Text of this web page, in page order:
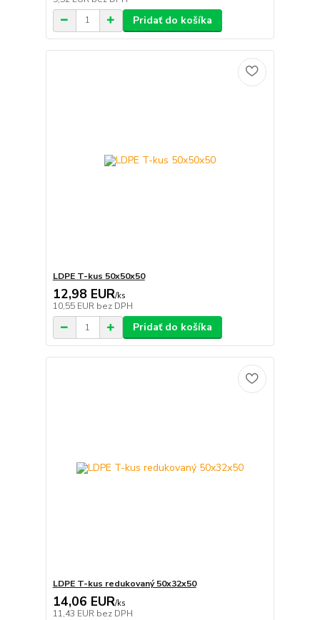
Pridať do košíka
LDPE T-kus 50x50x50
12,98 EUR/ks
10,55 EUR bez DPH
Pridať do košíka
LDPE T-kus redukovaný 50x32x50
14,06 EUR/ks
11,43 EUR bez DPH